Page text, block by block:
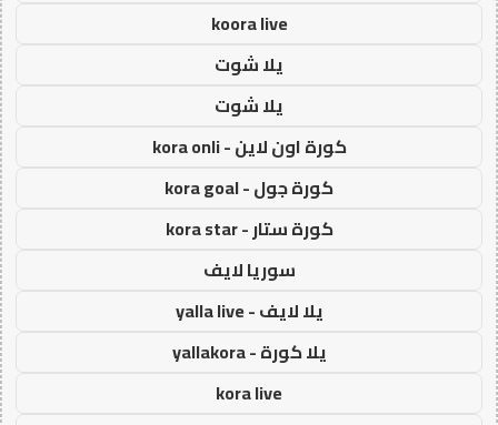
koora live
يلا شوت
يلا شوت
كورة اون لاين - kora onli
كورة جول - kora goal
كورة ستار - kora star
سوريا لايف
يلا لايف - yalla live
يلا كورة - yallakora
kora live